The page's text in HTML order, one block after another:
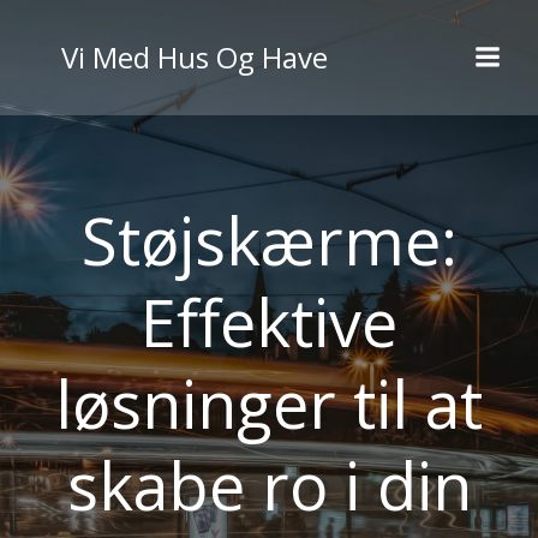
til
indhold
Vi Med Hus Og Have
Støjskærme:
Effektive
løsninger til at
skabe ro i din